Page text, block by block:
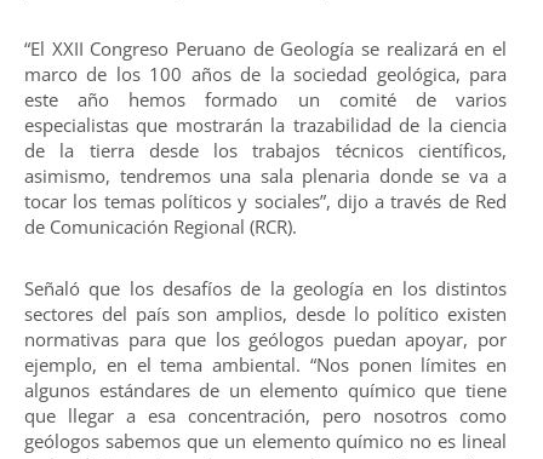
“El XXII Congreso Peruano de Geología se realizará en el
marco de los 100 años de la sociedad geológica, para
este año hemos formado un comité de varios
especialistas que mostrarán la trazabilidad de la ciencia
de la tierra desde los trabajos técnicos científicos,
asimismo, tendremos una sala plenaria donde se va a
tocar los temas políticos y sociales”, dijo a través de Red
de Comunicación Regional (RCR).
Señaló que los desafíos de la geología en los distintos
sectores del país son amplios, desde lo político existen
normativas para que los geólogos puedan apoyar, por
ejemplo, en el tema ambiental. “Nos ponen límites en
algunos estándares de un elemento químico que tiene
que llegar a esa concentración, pero nosotros como
geólogos sabemos que un elemento químico no es lineal